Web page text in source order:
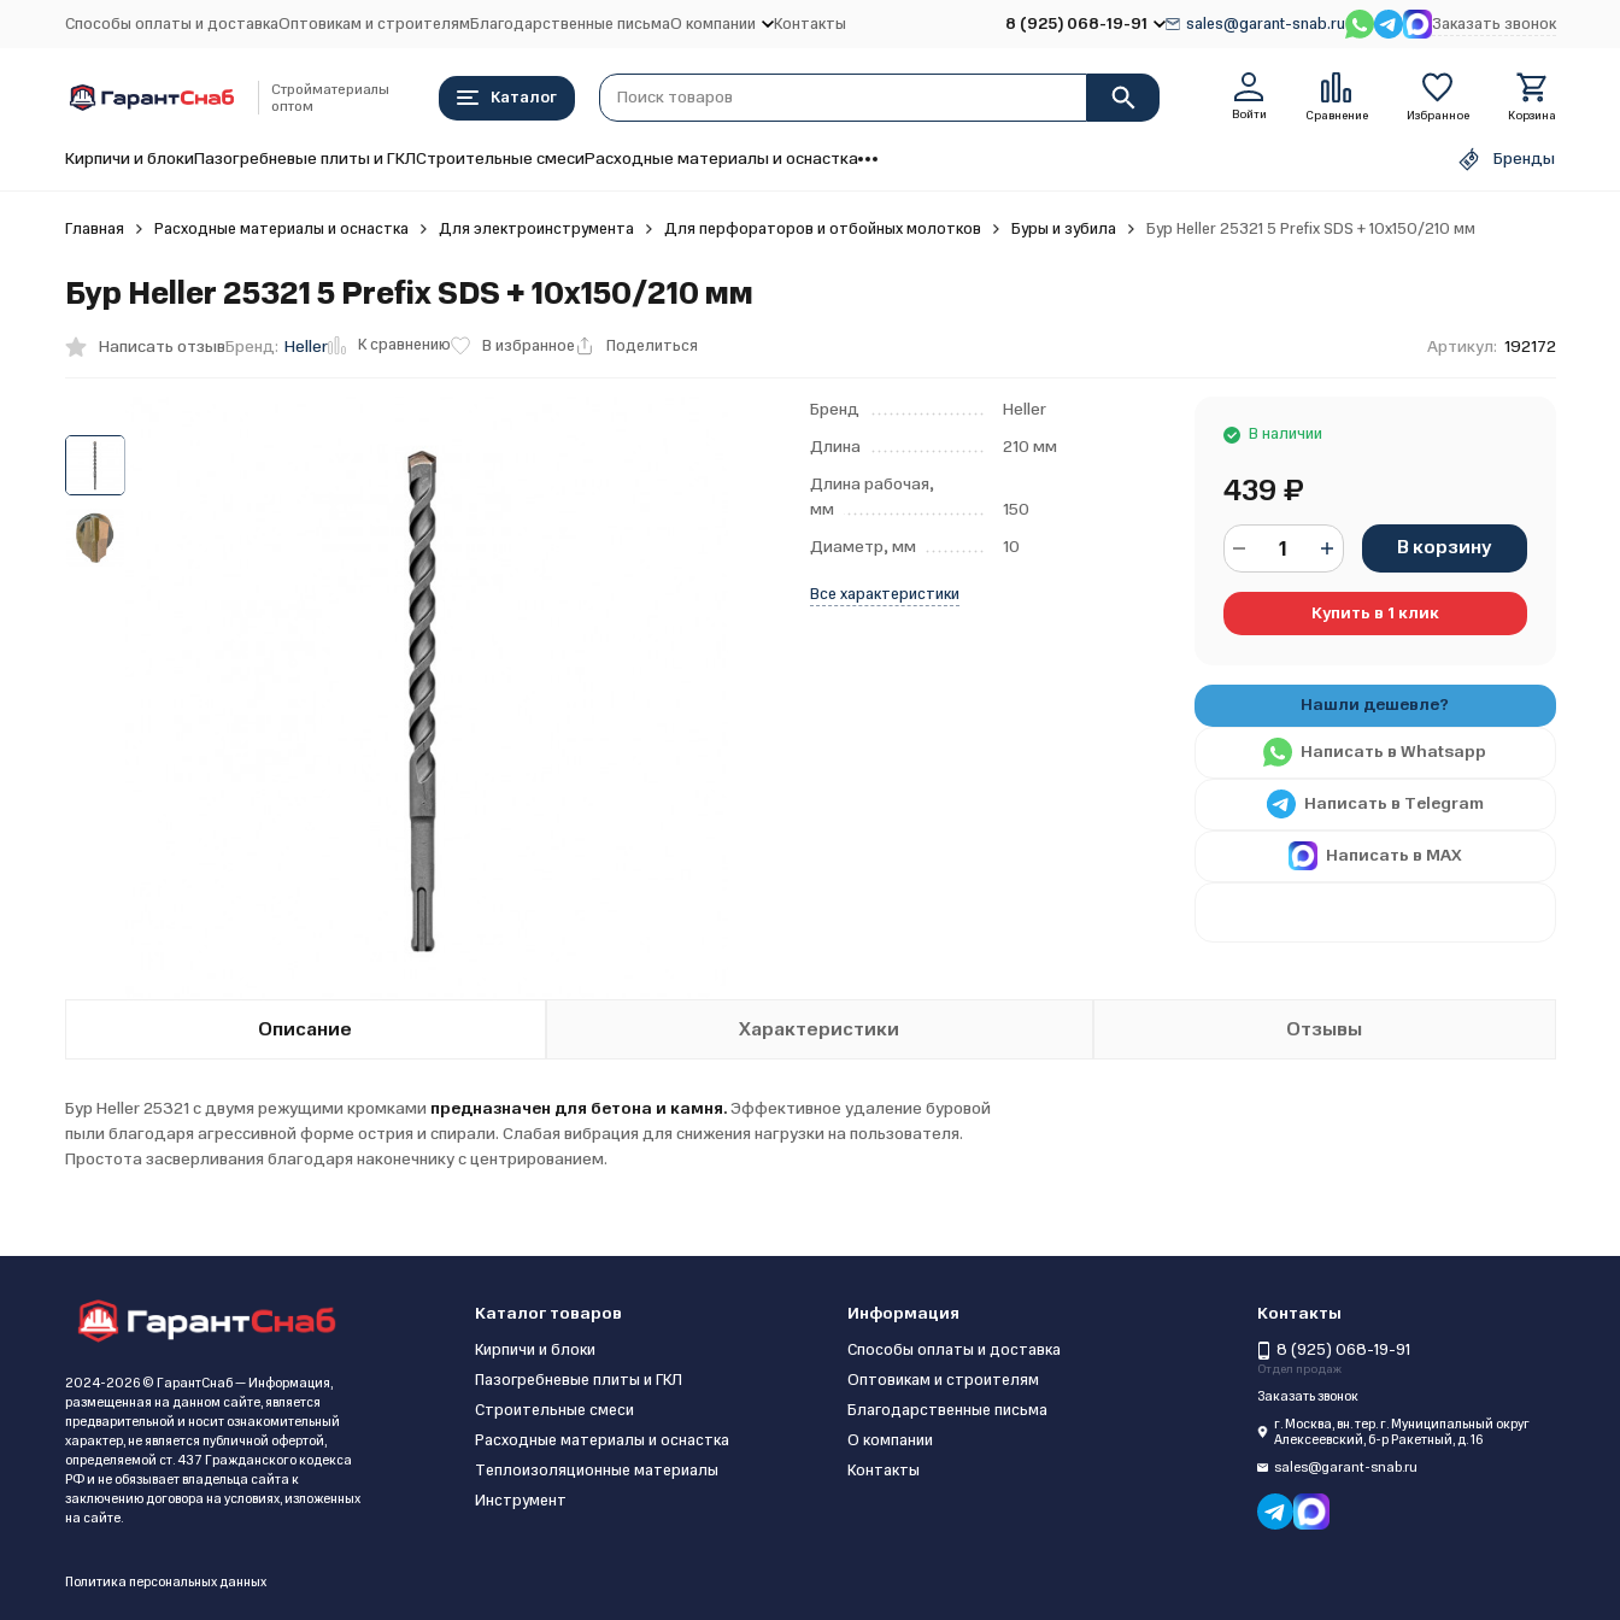
Способы оплаты и доставкаОптовикам и строителямБлагодарственные письмаО компании Контакты 8 (925) 068-19-91 sales@garant-snab.ru Заказать звонок
Стройматериалы
оптом
Каталог
Войти Сравнение Избранное Корзина
Кирпичи и блокиПазогребневые плиты и ГКЛСтроительные смесиРасходные материалы и оснастка Бренды
Главная Расходные материалы и оснастка Для электроинструмента Для перфораторов и отбойных молотков Буры и зубила Бур Heller 25321 5 Prefix SDS + 10х150/210 мм
Бур Heller 25321 5 Prefix SDS + 10х150/210 мм
Написать отзывБренд: Heller К сравнению В избранное Поделиться Артикул: 192172
Бренд
Heller
Длина
210 мм
Длина рабочая,
мм
150
Диаметр, мм
10
Все характеристики
В наличии
439 ₽
В корзину
Купить в 1 клик
Написать в Whatsapp
Написать в Telegram
Написать в MAX
Описание Характеристики Отзывы
Бур Heller 25321 с двумя режущими кромками предназначен для бетона и камня.Эффективное удаление буровой
пыли благодаря агрессивной форме острия и спирали. Слабая вибрация для снижения нагрузки на пользователя.
Простота засверливания благодаря наконечнику с центрированием.
2024-2026 © ГарантСнаб — Информация,
размещенная на данном сайте, является
предварительной и носит ознакомительный
характер, не является публичной офертой,
определяемой ст. 437 Гражданского кодекса
РФ и не обязывает владельца сайта к
заключению договора на условиях, изложенных
на сайте.
Политика персональных данных
Каталог товаров
Кирпичи и блоки
Пазогребневые плиты и ГКЛ
Строительные смеси
Расходные материалы и оснастка
Теплоизоляционные материалы
Инструмент
Информация
Способы оплаты и доставка
Оптовикам и строителям
Благодарственные письма
О компании
Контакты
Контакты
8 (925) 068-19-91
Отдел продаж
Заказать звонок
г. Москва, вн. тер. г. Муниципальный округ
Алексеевский, б-р Ракетный, д. 16
sales@garant-snab.ru